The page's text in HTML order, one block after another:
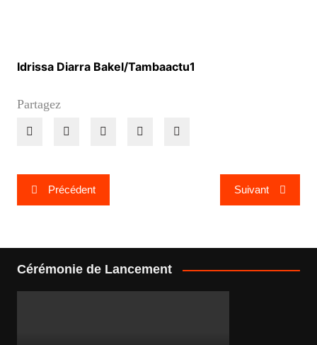
Idrissa Diarra Bakel/Tambaactu1
Partagez
Navigation
de
Précédent Suivant
Cérémonie de Lancement